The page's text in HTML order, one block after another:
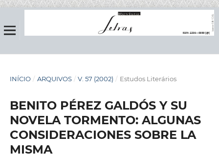
INÍCIO / ARQUIVOS / V. 57 (2002) / Estudos Literários
BENITO PÉREZ GALDÓS Y SU
NOVELA TORMENTO: ALGUNAS
CONSIDERACIONES SOBRE LA
MISMA